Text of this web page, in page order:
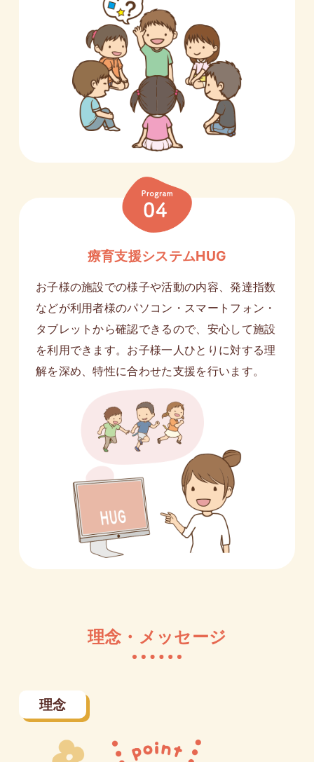
療育支援システムHUG
お子様の施設での様子や活動の内容、発達指数
などが利用者様のパソコン・スマートフォン・
タブレットから確認できるので、安心して施設
を利用できます。お子様一人ひとりに対する理
解を深め、特性に合わせた支援を行います。
理念・メッセージ
理念